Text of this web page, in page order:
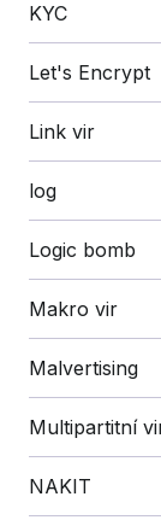
KYC
Let's Encrypt
Link vir
log
Logic bomb
Makro vir
Malvertising
Multipartitní
NAKIT